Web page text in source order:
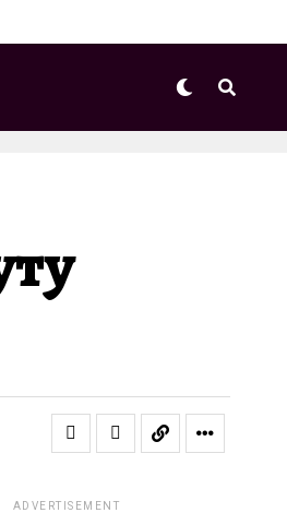
ADVERTISEMENT